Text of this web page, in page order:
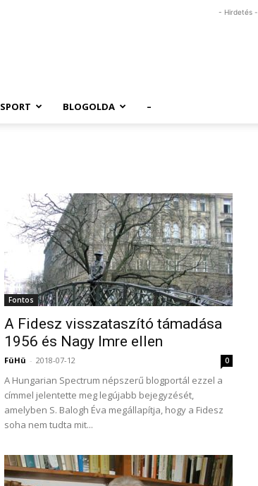
- Hirdetés -
SPORT BLOGOLDA –
Fontos
A Fidesz visszataszító támadása
1956 és Nagy Imre ellen
FüHü - 2018-07-12 0
A Hungarian Spectrum népszerű blogportál ezzel a
címmel jelentette meg legújabb bejegyzését,
amelyben S. Balogh Éva megállapítja, hogy a Fidesz
soha nem tudta mit...